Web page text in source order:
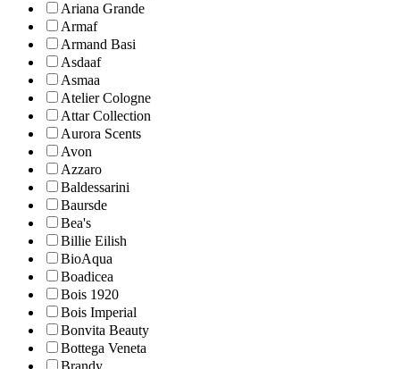
Ariana Grande
Armaf
Armand Basi
Asdaaf
Asmaa
Atelier Cologne
Attar Collection
Aurora Scents
Avon
Azzaro
Baldessarini
Baursde
Bea's
Billie Eilish
BioAqua
Boadicea
Bois 1920
Bois Imperial
Bonvita Beauty
Bottega Veneta
Brandy